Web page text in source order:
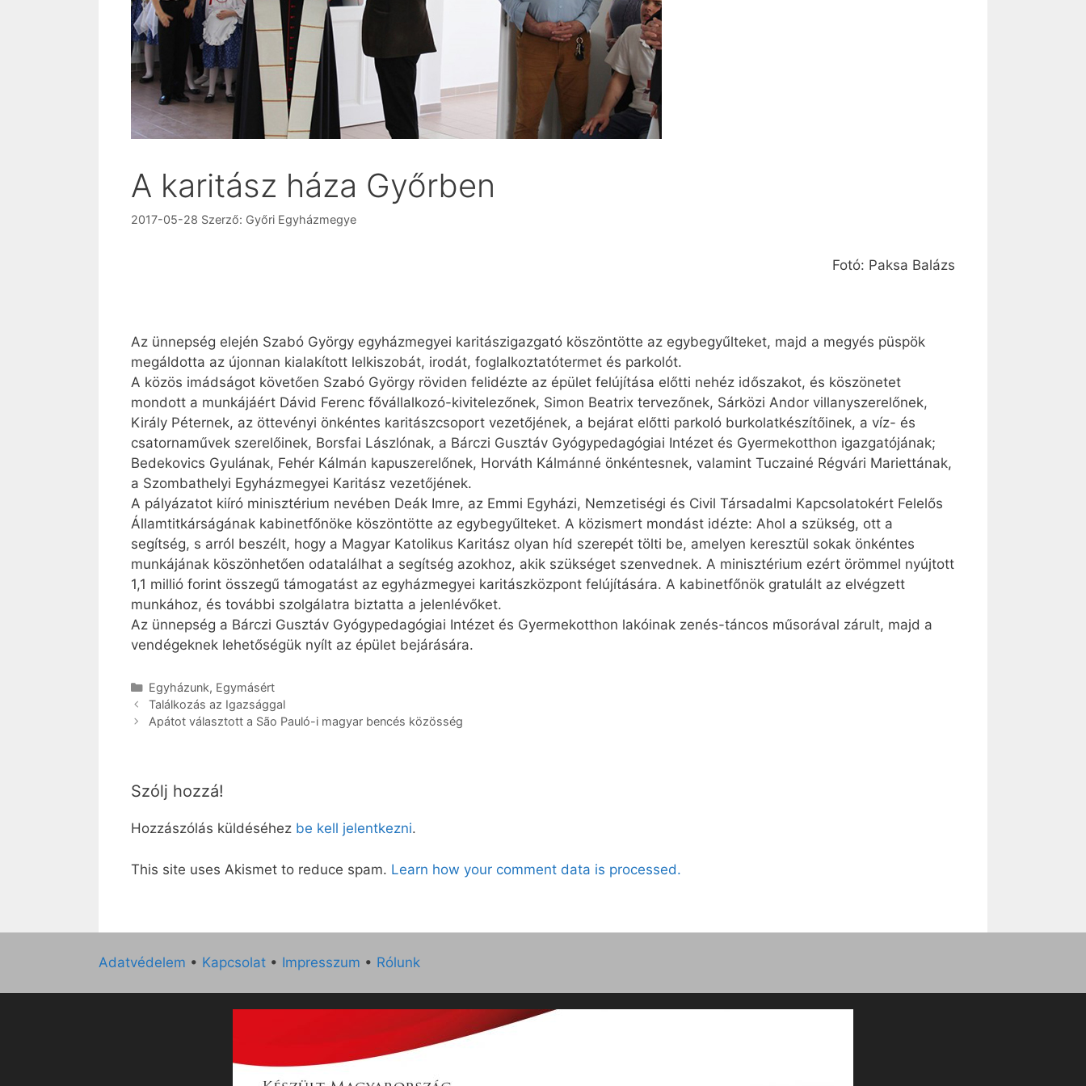
A karitász háza Győrben
2017-05-28 Szerző: Győri Egyházmegye
Fotó: Paksa Balázs
Az ünnepség elején Szabó György egyházmegyei karitászigazgató köszöntötte az egybegyűlteket, majd a megyés püspök
megáldotta az újonnan kialakított lelkiszobát, irodát, foglalkoztatótermet és parkolót.
A közös imádságot követően Szabó György röviden felidézte az épület felújítása előtti nehéz időszakot, és köszönetet
mondott a munkájáért Dávid Ferenc fővállalkozó-kivitelezőnek, Simon Beatrix tervezőnek, Sárközi Andor villanyszerelőnek,
Király Péternek, az öttevényi önkéntes karitászcsoport vezetőjének, a bejárat előtti parkoló burkolatkészítőinek, a víz- és
csatornaművek szerelőinek, Borsfai Lászlónak, a Bárczi Gusztáv Gyógypedagógiai Intézet és Gyermekotthon igazgatójának;
Bedekovics Gyulának, Fehér Kálmán kapuszerelőnek, Horváth Kálmánné önkéntesnek, valamint Tuczainé Régvári Mariettának,
a Szombathelyi Egyházmegyei Karitász vezetőjének.
A pályázatot kiíró minisztérium nevében Deák Imre, az Emmi Egyházi, Nemzetiségi és Civil Társadalmi Kapcsolatokért Felelős
Államtitkárságának kabinetfőnöke köszöntötte az egybegyűlteket. A közismert mondást idézte: Ahol a szükség, ott a
segítség, s arról beszélt, hogy a Magyar Katolikus Karitász olyan híd szerepét tölti be, amelyen keresztül sokak önkéntes
munkájának köszönhetően odatalálhat a segítség azokhoz, akik szükséget szenvednek. A minisztérium ezért örömmel nyújtott
1,1 millió forint összegű támogatást az egyházmegyei karitászközpont felújítására. A kabinetfőnök gratulált az elvégzett
munkához, és további szolgálatra biztatta a jelenlévőket.
Az ünnepség a Bárczi Gusztáv Gyógypedagógiai Intézet és Gyermekotthon lakóinak zenés-táncos műsorával zárult, majd a
vendégeknek lehetőségük nyílt az épület bejárására.
Kategória
Egyházunk, Egymásért
Találkozás az Igazsággal
Apátot választott a São Pauló-i magyar bencés közösség
Szólj hozzá!
Hozzászólás küldéséhez be kell jelentkezni.
This site uses Akismet to reduce spam. Learn how your comment data is processed.
Adatvédelem • Kapcsolat • Impresszum • Rólunk